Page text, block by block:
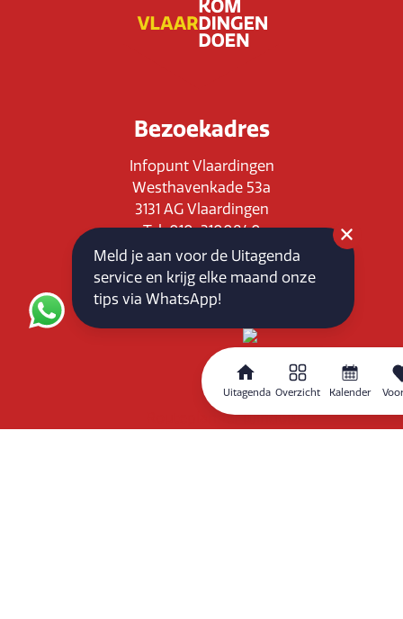
Uitagenda Overzicht Kalender
Bezoekadres
Infopunt Vlaardingen
Westhavenkade 53a
3131 AG Vlaardingen
Tel: 010-3100840
E-mail: info@vlaardingenpartners.nl
KvK: 71555544
BTW : NL858760939B01
Routeplanner
Meld je aan voor de Uitagenda
service en krijg elke maand onze
tips via WhatsApp!